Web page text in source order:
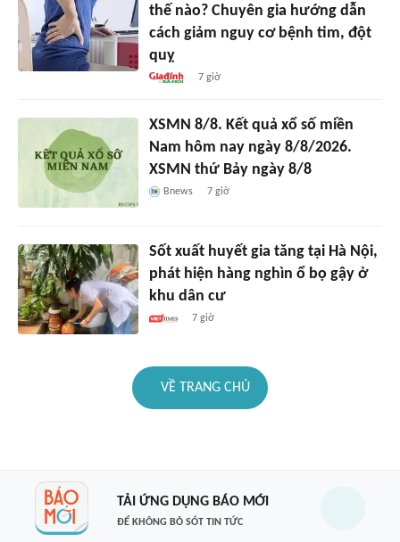
thế nào? Chuyên gia hướng dẫn
cách giảm nguy cơ bệnh tim, đột
quỵ
7 giờ
XSMN 8/8. Kết quả xổ số miền
Nam hôm nay ngày 8/8/2026.
XSMN thứ Bảy ngày 8/8
Bnews 7 giờ
Sốt xuất huyết gia tăng tại Hà Nội,
phát hiện hàng nghìn ổ bọ gậy ở
khu dân cư
7 giờ
VỀ TRANG CHỦ
TẢI ỨNG DỤNG BÁO MỚI
ĐỂ KHÔNG BỎ SÓT TIN TỨC